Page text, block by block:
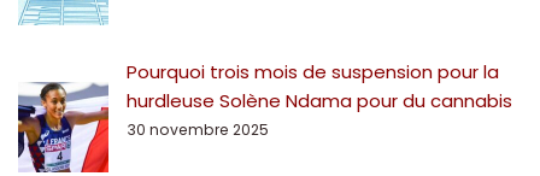
Pourquoi trois mois de suspension pour la
hurdleuse Solène Ndama pour du cannabis
30 novembre 2025